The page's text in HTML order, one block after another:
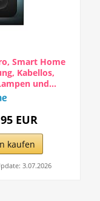
Smart Home
Kabellos,
und...
EUR
kaufen
3.07.2026